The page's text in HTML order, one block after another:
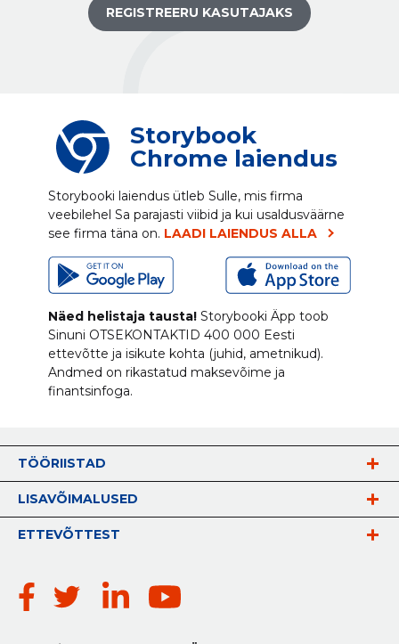
REGISTREERU KASUTAJAKS
Storybook
Chrome laiendus
Storybooki laiendus ütleb Sulle, mis firma
veebilehel Sa parajasti viibid ja kui usaldusväärne
see firma täna on. LAADI LAIENDUS ALLA
Näed helistaja tausta! Storybooki Äpp toob
Sinuni OTSEKONTAKTID 400 000 Eesti
ettevõtte ja isikute kohta (juhid, ametnikud).
Andmed on rikastatud maksevõime ja
finantsinfoga.
TÖÖRIISTAD
LISAVÕIMALUSED
ETTEVÕTTEST